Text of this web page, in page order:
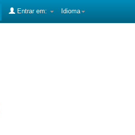
Idioma
Entrar em: